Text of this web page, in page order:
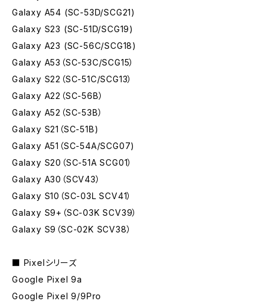
Galaxy A54 (SC-53D/SCG21)
Galaxy S23 (SC-51D/SCG19)
Galaxy A23 (SC-56C/SCG18)
Galaxy A53（SC-53C/SCG15）
Galaxy S22（SC-51C/SCG13）
Galaxy A22（SC-56B）
Galaxy A52（SC-53B）
Galaxy S21（SC-51B)
Galaxy A51（SC-54A/SCG07)
Galaxy S20（SC-51A SCG01）
Galaxy A30（SCV43）
Galaxy S10（SC-03L SCV41）
Galaxy S9+（SC-03K SCV39）
Galaxy S9（SC-02K SCV38）
■ Pixelシリーズ
Google Pixel 9a
Google Pixel 9/9Pro